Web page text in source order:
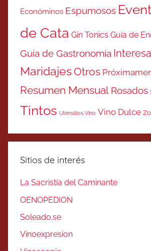
Económinos Espumosos
de Cata Gin Tonics Guía de
Guía de Gastronomía
MaridajesOtros
Resumen Mensual Rosados
Tintos Utensilios Vino Vino Dulce
Sitios de interés
La Sacristía del Caminante
OENOPEDION
Soleado.se
Vinoexpresion